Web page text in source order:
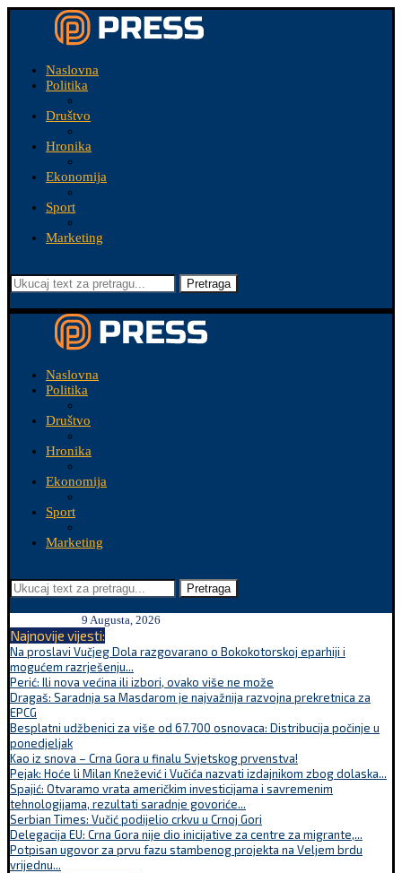
Naslovna
Politika
Društvo
Hronika
Ekonomija
Sport
Marketing
Pretraga
Naslovna
Politika
Društvo
Hronika
Ekonomija
Sport
Marketing
Pretraga
9 Augusta, 2026
Najnovije vijesti:
Na proslavi Vučjeg Dola razgovarano o Bokokotorskoj eparhiji i
mogućem razrješenju...
Perić: Ili nova većina ili izbori, ovako više ne može
Dragaš: Saradnja sa Masdarom je najvažnija razvojna prekretnica za
EPCG
Besplatni udžbenici za više od 67.700 osnovaca: Distribucija počinje u
ponedjeljak
Kao iz snova – Crna Gora u finalu Svjetskog prvenstva!
Pejak: Hoće li Milan Knežević i Vučića nazvati izdajnikom zbog dolaska...
Spajić: Otvaramo vrata američkim investicijama i savremenim
tehnologijama, rezultati saradnje govoriće...
Serbian Times: Vučić podijelio crkvu u Crnoj Gori
Delegacija EU: Crna Gora nije dio inicijative za centre za migrante,...
Potpisan ugovor za prvu fazu stambenog projekta na Veljem brdu
vrijednu...